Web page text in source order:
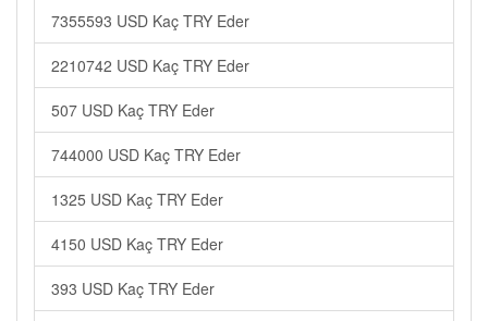
7355593 USD Kaç TRY Eder
2210742 USD Kaç TRY Eder
507 USD Kaç TRY Eder
744000 USD Kaç TRY Eder
1325 USD Kaç TRY Eder
4150 USD Kaç TRY Eder
393 USD Kaç TRY Eder